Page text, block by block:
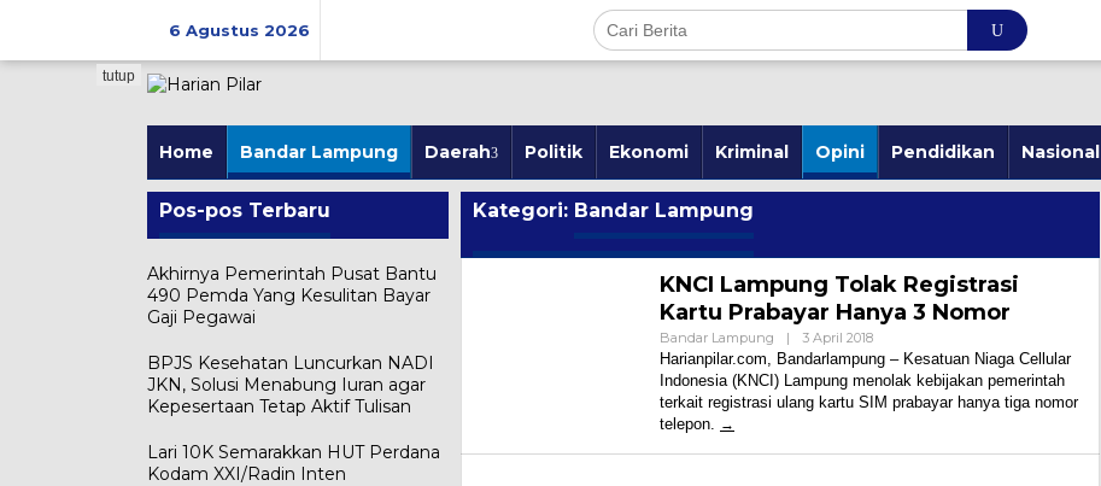
6 Agustus 2026
Home Bandar Lampung Daerah Politik Ekonomi Kriminal Opini Pendidikan Nasional
tutup
Pos-pos Terbaru
Akhirnya Pemerintah Pusat Bantu
490 Pemda Yang Kesulitan Bayar
Gaji Pegawai
BPJS Kesehatan Luncurkan NADI
JKN, Solusi Menabung Iuran agar
Kepesertaan Tetap Aktif Tulisan
Lari 10K Semarakkan HUT Perdana
Kodam XXI/Radin Inten
Kategori: Bandar Lampung
KNCI Lampung Tolak Registrasi
Kartu Prabayar Hanya 3 Nomor
Bandar Lampung | 3 April 2018Oleh
Harian
Pilar
Harianpilar.com, Bandarlampung – Kesatuan Niaga Cellular
Indonesia (KNCI) Lampung menolak kebijakan pemerintah
terkait registrasi ulang kartu SIM prabayar hanya tiga nomor
telepon.